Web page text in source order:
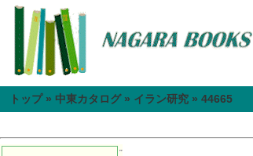
トップ» 中東カタログ» イラン研究 » 44665